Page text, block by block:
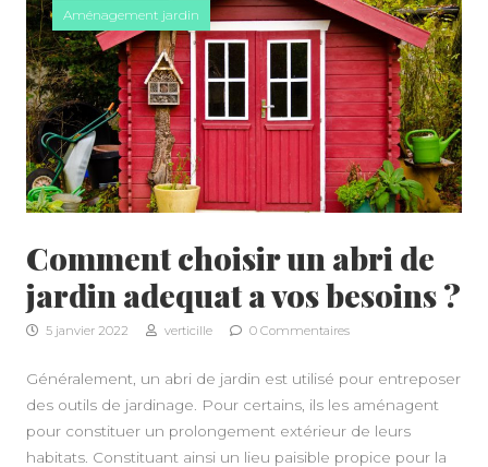
Aménagement jardin
Comment choisir un abri de
jardin adequat a vos besoins ?
5 janvier 2022 verticille 0 Commentaires
Généralement, un abri de jardin est utilisé pour entreposer
des outils de jardinage. Pour certains, ils les aménagent
pour constituer un prolongement extérieur de leurs
habitats. Constituant ainsi un lieu paisible propice pour la
A PROPOS